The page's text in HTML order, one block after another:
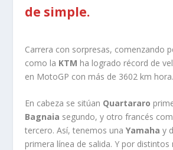
de simple.
Carrera con sorpresas, comenzando
como la KTM ha logrado récord de
en MotoGP con más de 3602 km
En cabeza se sitúan Quartararo
Bagnaia segundo, y otro francés
tercero. Así, tenemos unaYamaha y
primera línea de salida. Y por